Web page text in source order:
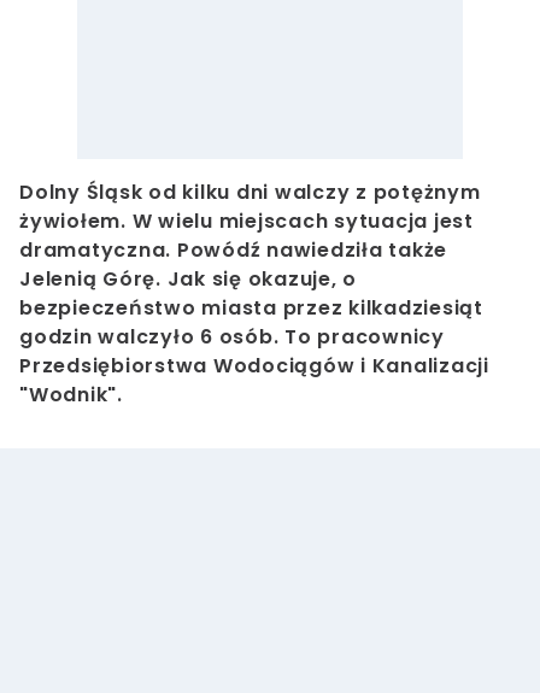
Dolny Śląsk od kilku dni walczy z potężnym
żywiołem. W wielu miejscach sytuacja jest
dramatyczna. Powódź nawiedziła także
Jelenią Górę. Jak się okazuje, o
bezpieczeństwo miasta przez kilkadziesiąt
godzin walczyło 6 osób. To pracownicy
Przedsiębiorstwa Wodociągów i Kanalizacji
"Wodnik".